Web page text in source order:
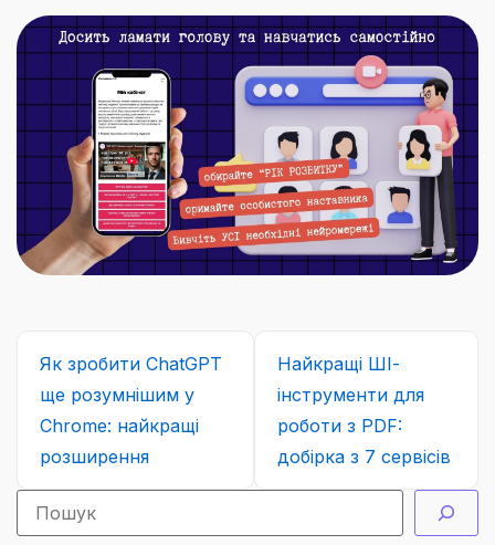
Як зробити ChatGPT
ще розумнішим у
Chrome: найкращі
розширення
Найкращі ШІ-
інструменти для
роботи з PDF:
добірка з 7 сервісів